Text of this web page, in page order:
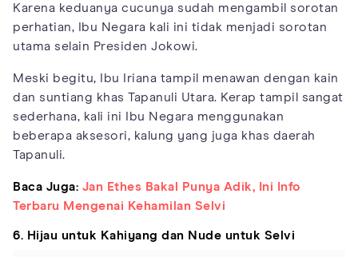
Karena keduanya cucunya sudah mengambil sorotan
perhatian, Ibu Negara kali ini tidak menjadi sorotan
utama selain Presiden Jokowi.
Meski begitu, Ibu Iriana tampil menawan dengan kain
dan suntiang khas Tapanuli Utara. Kerap tampil sangat
sederhana, kali ini Ibu Negara menggunakan
beberapa aksesori, kalung yang juga khas daerah
Tapanuli.
Baca Juga: Jan Ethes Bakal Punya Adik, Ini Info
Terbaru Mengenai Kehamilan Selvi
6. Hijau untuk Kahiyang dan Nude untuk Selvi